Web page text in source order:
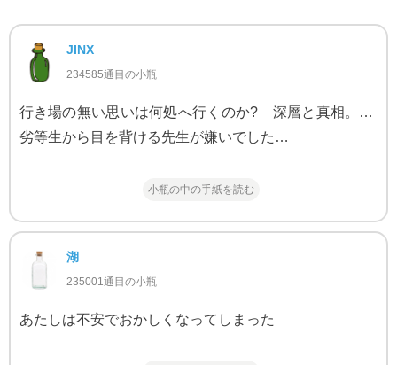
JINX
234585通目の小瓶
行き場の無い思いは何処へ行くのか? 深層と真相。…
劣等生から目を背ける先生が嫌いでした…
小瓶の中の手紙を読む
湖
235001通目の小瓶
あたしは不安でおかしくなってしまった